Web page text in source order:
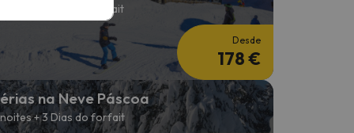
noites + 2 Dias de forfait
Desde
178 €
na Neve Páscoa
+ 3 Dias do forfait